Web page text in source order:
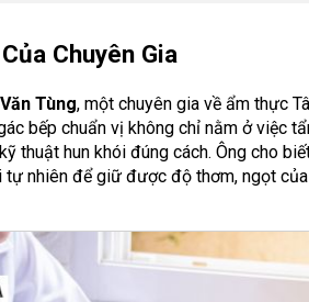
Chuyên Gia
Tùng, một chuyên gia về ẩm thực
bếp chuẩn vị không chỉ nằm ở việc
thuật hun khói đúng cách. Ông cho
tự nhiên để giữ được độ thơm, ngọt